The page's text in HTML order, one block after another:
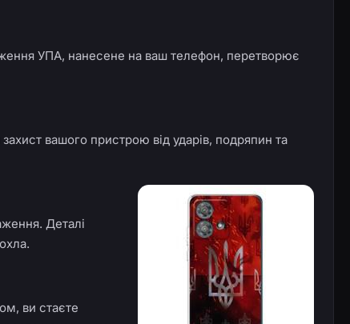
УПА, нанесене на ваш телефон, перетворює
вашого пристрою від ударів, подряпин та
Деталі
ви стаєте